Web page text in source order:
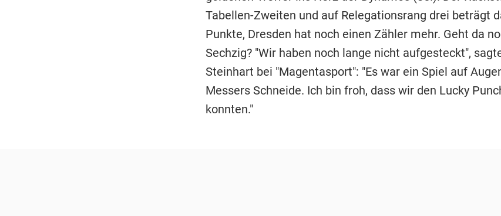
Tabellen-Zweiten und auf Relegationsrang drei beträgt
Punkte, Dresden hat noch einen Zähler mehr. Geht da
Sechzig? "Wir haben noch lange nicht aufgesteckt",
Steinhart bei "Magentasport": "Es war ein Spiel auf
Messers Schneide. Ich bin froh, dass wir den Lucky
konnten."